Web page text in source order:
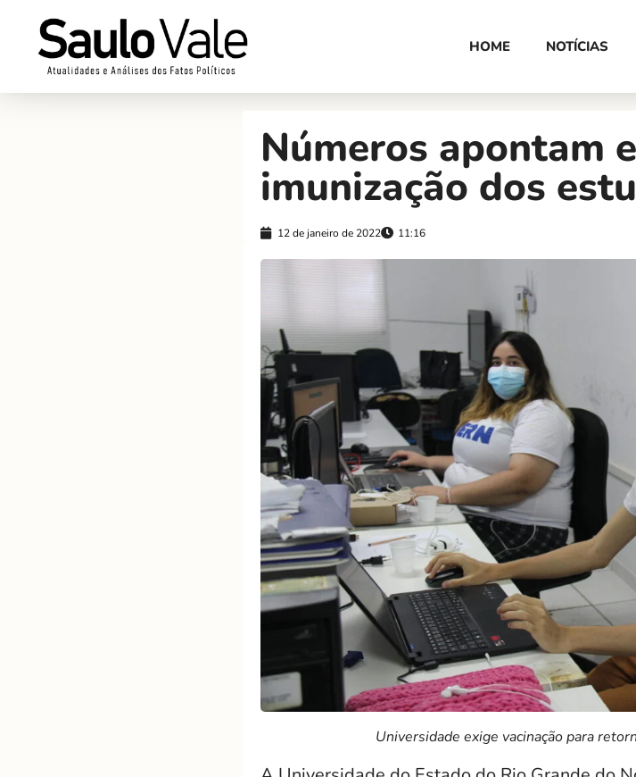
HOME NOTÍCIAS
Números apontam
imunização dos
12 de janeiro de 2022 11:16
Universidade exige vacinação para